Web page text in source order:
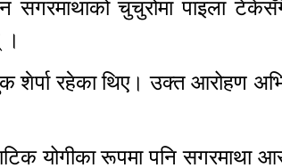
चुचुरोमा पाइला
।
शेर्पा रहेका थिए। उक्त आरोहण
योगीका रूपमा पनि सगरमाथा